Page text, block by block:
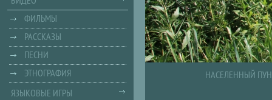
НАСЕЛЕННЫЙ
ФИЛЬМЫ
РАССКАЗЫ
ПЕСНИ
ЭТНОГРАФИЯ
ЯЗЫКОВЫЕ ИГРЫ